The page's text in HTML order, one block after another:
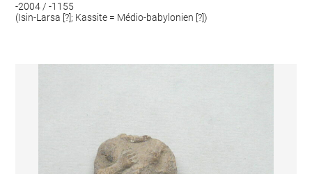
-2004 / -1155
(Isin-Larsa [?]; Kassite = Médio-babylonien [?])